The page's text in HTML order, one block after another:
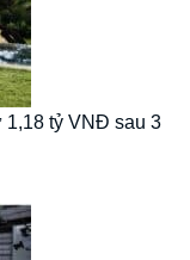
1,18 tỷ VNĐ sau 3